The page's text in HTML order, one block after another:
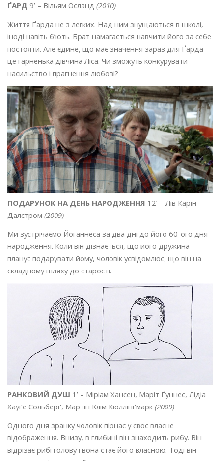
ҐАРД 9’ – Вільям Осланд (2010)
Життя Ґарда не з легких. Над ним знущаються в школі,
іноді навіть б’ють. Брат намагається навчити його за себе
постояти. Але єдине, що має значення зараз для Ґарда —
це гарненька дівчина Ліса. Чи зможуть конкурувати
насильство і прагнення любові?
ПОДАРУНОК НА ДЕНЬ НАРОДЖЕННЯ 12’ – Лів Карін
Далстром (2009)
Ми зустрічаємо Йоганнеса за два дні до його 60-ого дня
народження. Коли він дізнається, що його дружина
планує подарувати йому, чоловік усвідомлює, що він на
складному шляху до старості.
РАНКОВИЙ ДУШ 1’ – Міріам Хансен, Маріт Ґуннес, Лідіа
Хауґе Сольберґ, Мартін Клім Кюллінґмарк (2009)
Одного дня зранку чоловік пірнає у своє власне
відображення. Внизу, в глибині він знаходить рибу. Він
відрізає рибі голову і вона стає його власною. Тоді він